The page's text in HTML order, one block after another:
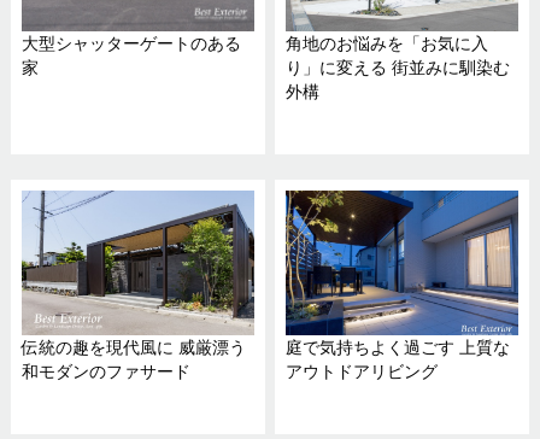
大型シャッターゲートのある
家
角地のお悩みを「お気に入
り」に変える 街並みに馴染む
外構
伝統の趣を現代風に 威厳漂う
和モダンのファサード
庭で気持ちよく過ごす 上質な
アウトドアリビング